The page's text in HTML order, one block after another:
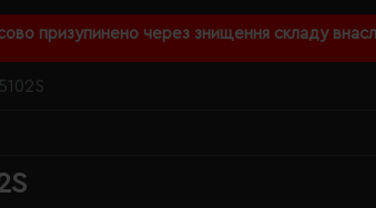
призупинено через знищення складу